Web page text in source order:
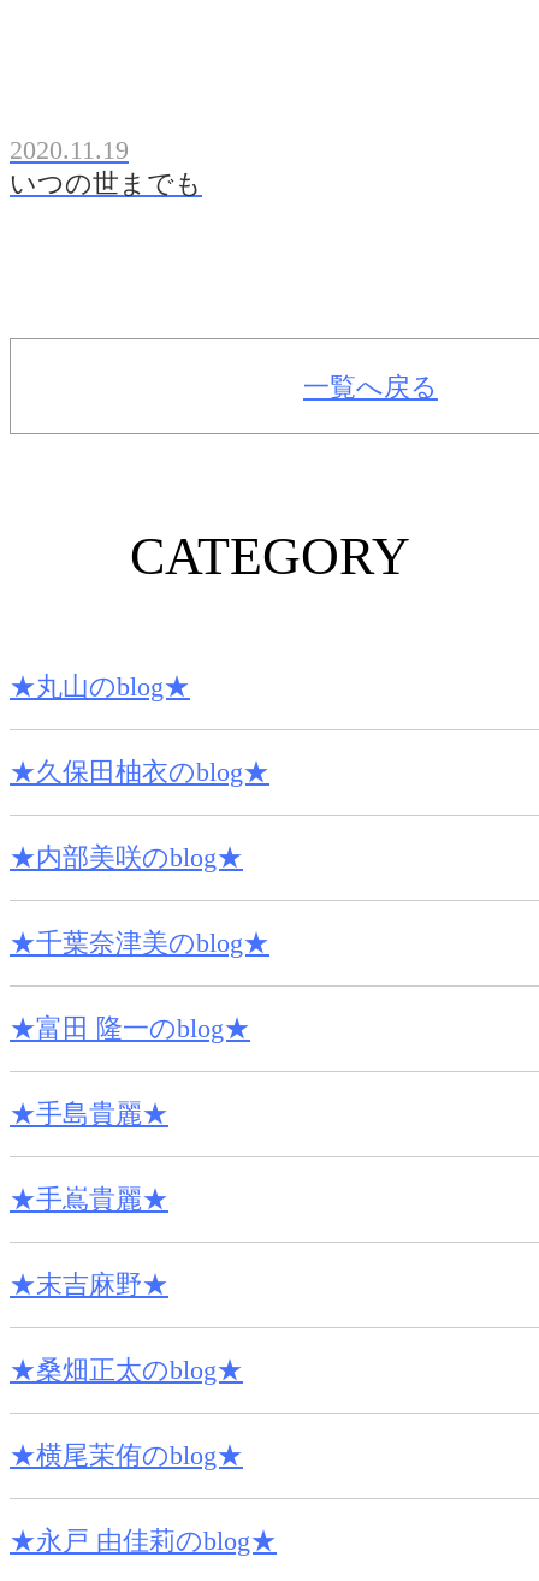
2020.11.19
いつの世までも
一覧へ戻る
CATEGORY
★丸山のblog★
★久保田柚衣のblog★
★内部美咲のblog★
★千葉奈津美のblog★
★富田 隆一のblog★
★手島貴麗★
★手嶌貴麗★
★末吉麻野★
★桑畑正太のblog★
★横尾茉侑のblog★
★永戸 由佳莉のblog★